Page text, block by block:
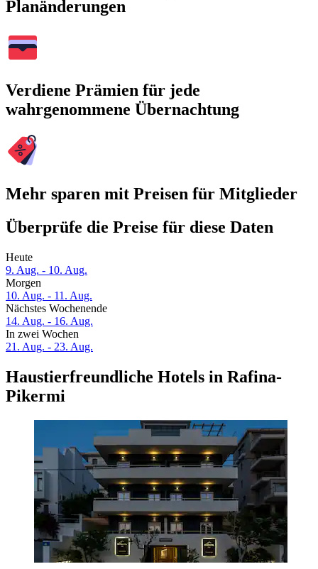
Planänderungen
Verdiene Prämien für jede
wahrgenommene Übernachtung
Mehr sparen mit Preisen für Mitglieder
Überprüfe die Preise für diese Daten
Heute
9. Aug. - 10. Aug.
Morgen
10. Aug. - 11. Aug.
Nächstes Wochenende
14. Aug. - 16. Aug.
In zwei Wochen
21. Aug. - 23. Aug.
Haustierfreundliche Hotels in Rafina-
Pikermi